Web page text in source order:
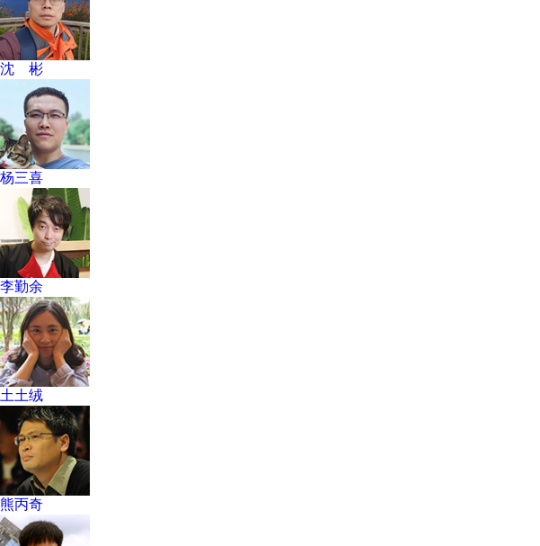
沈 彬
杨三喜
李勤余
土土绒
熊丙奇